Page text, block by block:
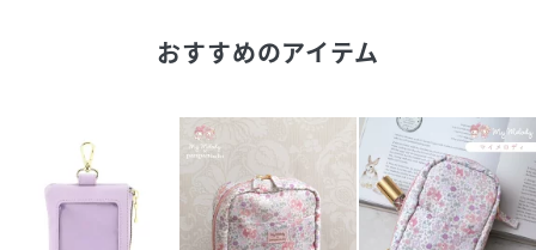
パンパンチュチュとシナモンのコラボシリーズ。ブルー、イ
エロー、ラベンダー...色とりどりのお花に囲まれて、シナモ
ンたちの楽しげな声が聴こえてきそう。
おすすめのアイテム